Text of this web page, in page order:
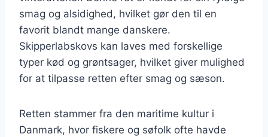
smag og alsidighed, hvilket gør den til en
favorit blandt mange danskere.
Skipperlabskovs kan laves med forskellige
typer kød og grøntsager, hvilket giver mulighed
for at tilpasse retten efter smag og sæson.
Retten stammer fra den maritime kultur i
Danmark, hvor fiskere og søfolk ofte havde